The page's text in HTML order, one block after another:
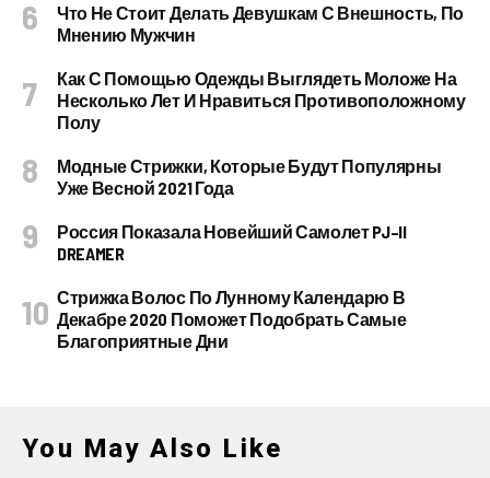
Что Не Стоит Делать Девушкам С Внешность, По
Мнению Мужчин
Как С Помощью Одежды Выглядеть Моложе На
Несколько Лет И Нравиться Противоположному
Полу
Модные Стрижки, Которые Будут Популярны
Уже Весной 2021 Года
Россия Показала Новейший Самолет PJ–II
DREAMER
Стрижка Волос По Лунному Календарю В
Декабре 2020 Поможет Подобрать Самые
Благоприятные Дни
You May Also Like